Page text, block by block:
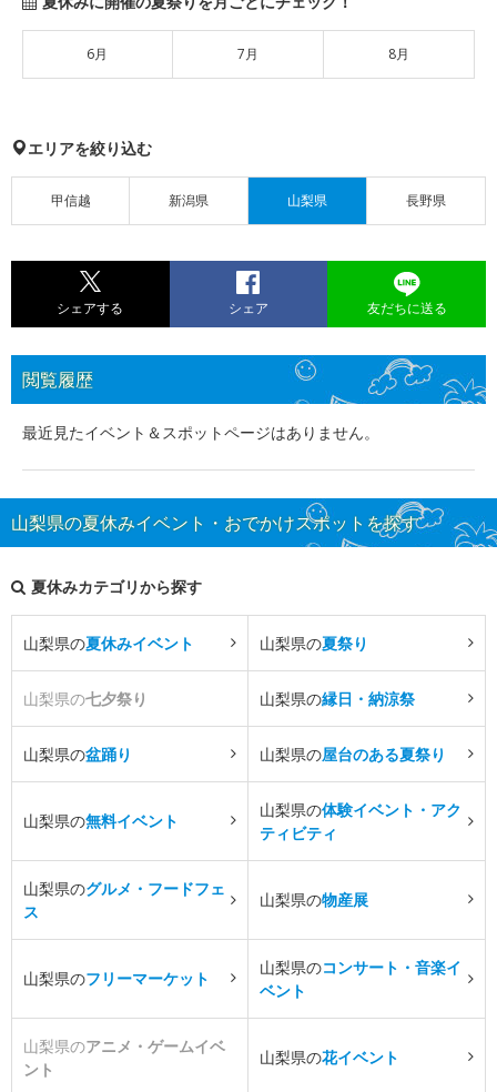
6月 7月 8月
エリアを絞り込む
甲信越 新潟県 山梨県 長野県
シェアする シェア 友だちに送る
閲覧履歴
最近見たイベント＆スポットページはありません。
山梨県の夏休みイベント・おでかけスポットを探す
夏休みカテゴリから探す
山梨県の夏休みイベント 山梨県の夏祭り
山梨県の七夕祭り 山梨県の縁日・納涼祭
山梨県の盆踊り 山梨県の屋台のある夏祭り
山梨県の無料イベント
山梨県の体験イベント・アク
ティビティ
山梨県のグルメ・フードフェ
ス
山梨県の物産展
山梨県のフリーマーケット
山梨県のコンサート・音楽イ
ベント
山梨県のアニメ・ゲームイベ
ント
山梨県の花イベント